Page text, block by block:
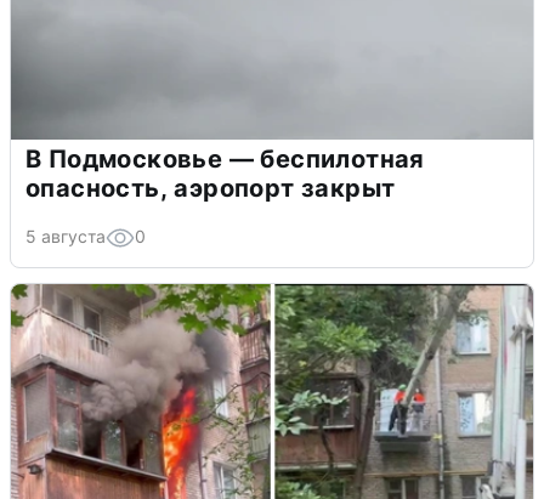
В Подмосковье — беспилотная
опасность, аэропорт закрыт
5 августа 0